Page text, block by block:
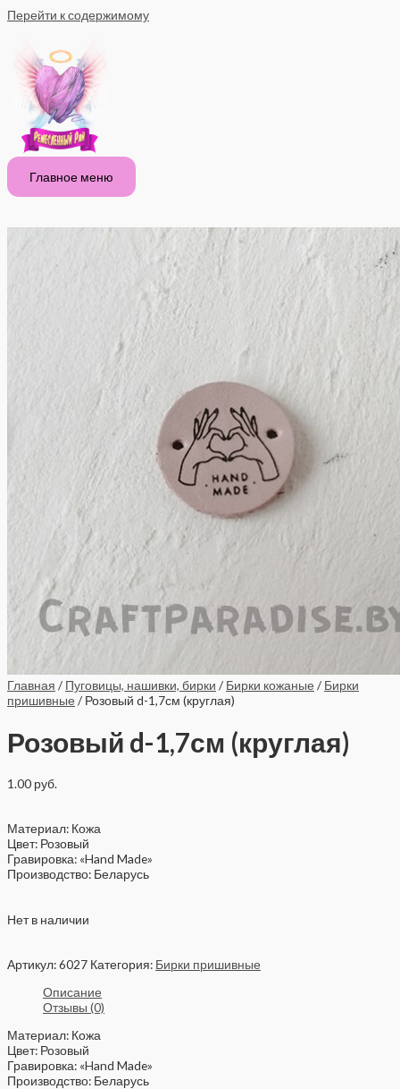
Перейти к содержимому
Главное меню
Главная / Пуговицы, нашивки, бирки / Бирки кожаные / Бирки
пришивные / Розовый d-1,7см (круглая)
Розовый d-1,7см (круглая)
1.00 руб.
Материал: Кожа
Цвет: Розовый
Гравировка: «Hand Made»
Производство: Беларусь
Нет в наличии
Артикул:6027 Категория: Бирки пришивные
Описание
Отзывы (0)
Материал: Кожа
Цвет: Розовый
Гравировка: «Hand Made»
Производство: Беларусь